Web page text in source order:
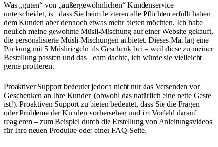
Was „guten“ von „außergewöhnlichen“ Kundenservice
unterscheidet, ist, dass Sie beim letzteren alle Pflichten erfüllt haben,
dem Kunden aber dennoch etwas mehr bieten möchten. Ich habe
neulich meine gewohnte Müsli-Mischung auf einer Website gekauft,
die personalisierte Müsli-Mischungen anbietet. Dieses Mal lag eine
Packung mit 5 Müsliriegeln als Geschenk bei – weil diese zu meiner
Bestellung passten und das Team dachte, ich würde sie vielleicht
gerne probieren.
Proaktiver Support bedeutet jedoch nicht nur das Versenden von
Geschenken an Ihre Kunden (obwohl das natürlich eine nette Geste
ist!). Proaktiven Support zu bieten bedeutet, dass Sie die Fragen
oder Probleme der Kunden vorhersehen und im Vorfeld darauf
reagieren – zum Beispiel durch die Erstellung von Anleitungsvideos
für Ihre neuen Produkte oder einer FAQ-Seite.